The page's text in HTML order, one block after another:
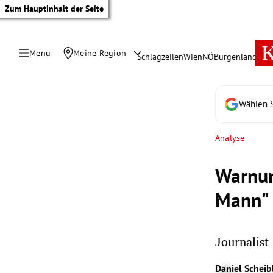
Zum Hauptinhalt der Seite
Menü Meine Region SchlagzeilenWienNÖBurgenland
Wählen
Analyse
Mann"
Journalist
Daniel